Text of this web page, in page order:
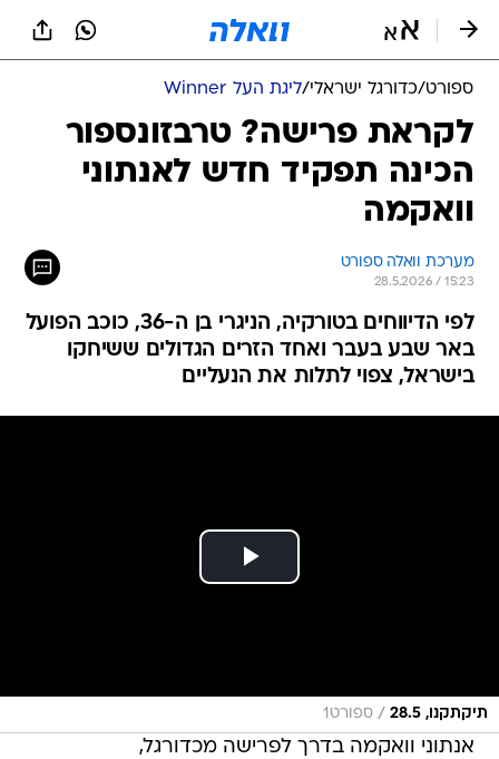
ספורט/כדורגל ישראלי/ליגת העל Winner
לקראת פרישה? טרבזונספור
הכינה תפקיד חדש לאנתוני
וואקמה
מערכת וואלה ספורט
28.5.2026 / 15:23
לפי הדיווחים בטורקיה, הניגרי בן ה-36, כוכב הפועל
באר שבע בעבר ואחד הזרים הגדולים ששיחקו
בישראל, צפוי לתלות את הנעליים
תיקתקנו, 28.5 / ספורט1
אנתוני וואקמה בדרך לפרישה מכדורגל,